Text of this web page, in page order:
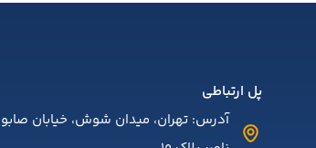
پل ارتباطی
آدرس: تهران، میدان شوش، خیابان